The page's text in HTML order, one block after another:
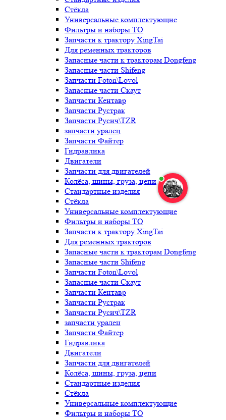
Стёкла
Универсальные комплектующие
Фильтры и наборы ТО
Запчасти к трактору XingTai
Для ременных тракторов
Запасные части к тракторам Dongfeng
Запасные части Shifeng
Запчасти Foton\Lovol
Запасные части Скаут
Запчасти Кентавр
Запчасти Рустрак
Запчасти Русич\TZR
запчасти уралец
Запчасти Файтер
Гидравлика
Двигатели
Запчасти для двигателей
Колёса, шины, груза, цепи
Стандартные изделия
Стёкла
Универсальные комплектующие
Фильтры и наборы ТО
Запчасти к трактору XingTai
Для ременных тракторов
Запасные части к тракторам Dongfeng
Запасные части Shifeng
Запчасти Foton\Lovol
Запасные части Скаут
Запчасти Кентавр
Запчасти Рустрак
Запчасти Русич\TZR
запчасти уралец
Запчасти Файтер
Гидравлика
Двигатели
Запчасти для двигателей
Колёса, шины, груза, цепи
Стандартные изделия
Стёкла
Универсальные комплектующие
Фильтры и наборы ТО